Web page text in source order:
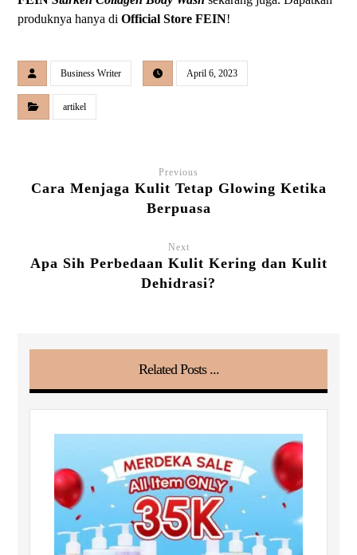
produknya hanya diOfficial Store FEIN!
Business Writer April 6, 2023
artikel
Previous
Cara Menjaga Kulit Tetap Glowing Ketika
Berpuasa
Next
Apa Sih Perbedaan Kulit Kering dan Kulit
Dehidrasi?
Related Posts ...